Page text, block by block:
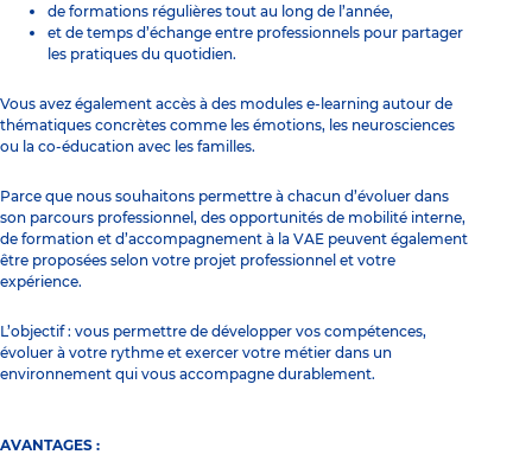
de formations régulières tout au long de l’année,
et de temps d’échange entre professionnels pour partager
les pratiques du quotidien.
Vous avez également accès à des modules e-learning autour de
thématiques concrètes comme les émotions, les neurosciences
ou la co-éducation avec les familles.
Parce que nous souhaitons permettre à chacun d’évoluer dans
son parcours professionnel, des opportunités de mobilité interne,
de formation et d’accompagnement à la VAE peuvent également
être proposées selon votre projet professionnel et votre
expérience.
L’objectif : vous permettre de développer vos compétences,
évoluer à votre rythme et exercer votre métier dans un
environnement qui vous accompagne durablement.
AVANTAGES :